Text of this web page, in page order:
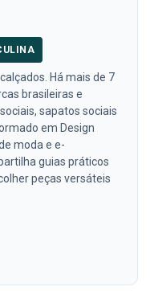
Há mais de 7
brasileiras e
sapatos sociais
em Design
moda e e-
guias práticos
peças versáteis